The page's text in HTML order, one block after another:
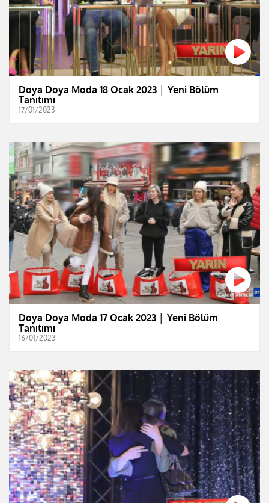
Doya Doya Moda 18 Ocak 2023 │ Yeni Bölüm
Tanıtımı
17/01/2023
Doya Doya Moda 17 Ocak 2023 │ Yeni Bölüm
Tanıtımı
16/01/2023